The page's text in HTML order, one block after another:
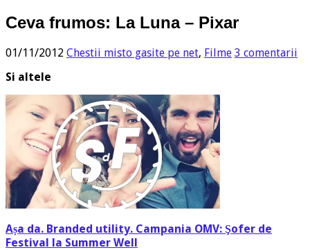
Ceva frumos: La Luna – Pixar
01/11/2012 Chestii misto gasite pe net, Filme 3 comentarii
Si altele
Așa da. Branded utility. Campania OMV: Şofer de
Festival la Summer Well